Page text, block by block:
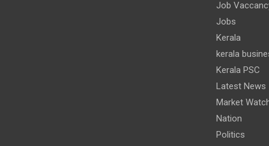
Job
Jobs
Kerala
kerala
Kerala PSC
Latest News
Market
Nation
Politics